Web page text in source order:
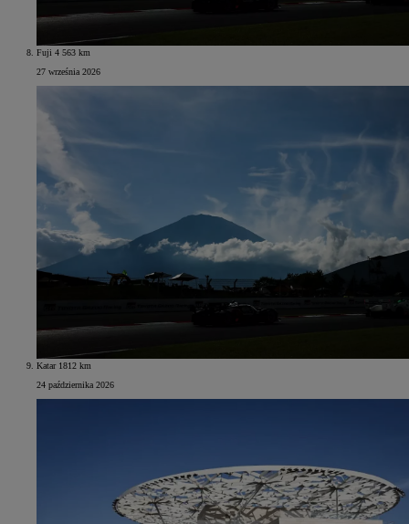
Fuji 4 563 km
27 września 2026
Katar 1812 km
24 października 2026